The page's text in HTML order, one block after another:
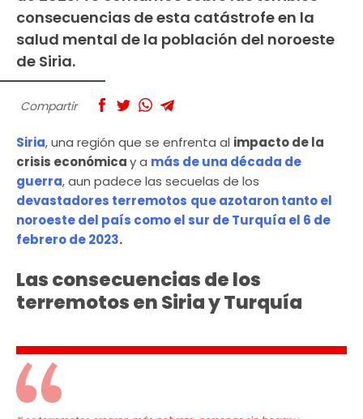
consecuencias de esta catástrofe en la
salud mental de la población del noroeste
de Siria.
Compartir
Siria, una región que se enfrenta al impacto de la
crisis económicay a más de una década de
guerra, aun padece las secuelas de los
devastadores terremotos que azotaron tanto el
noroeste del país como el sur de Turquía el 6 de
febrero de 2023.
Las consecuencias de los
terremotos en Siria y Turquía